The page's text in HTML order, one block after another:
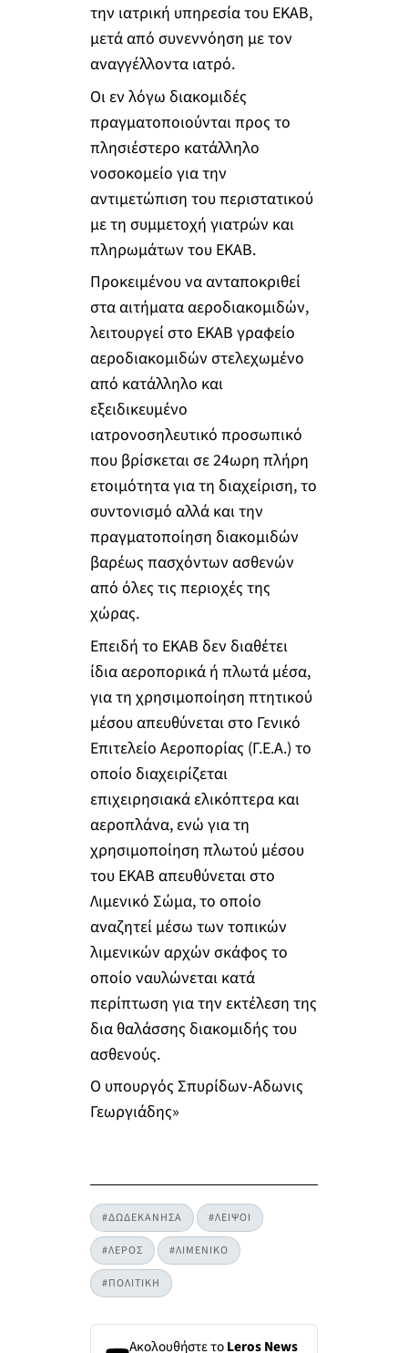
την ιατρική υπηρεσία του ΕΚΑΒ,
μετά από συνεννόηση με τον
αναγγέλλοντα ιατρό.
Οι εν λόγω διακομιδές
πραγματοποιούνται προς το
πλησιέστερο κατάλληλο
νοσοκομείο για την
αντιμετώπιση του περιστατικού
με τη συμμετοχή γιατρών και
πληρωμάτων του ΕΚΑΒ.
Προκειμένου να ανταποκριθεί
στα αιτήματα αεροδιακομιδών,
λειτουργεί στο ΕΚΑΒ γραφείο
αεροδιακομιδών στελεχωμένο
από κατάλληλο και
εξειδικευμένο
ιατρονοσηλευτικό προσωπικό
που βρίσκεται σε 24ωρη πλήρη
ετοιμότητα για τη διαχείριση, το
συντονισμό αλλά και την
πραγματοποίηση διακομιδών
βαρέως πασχόντων ασθενών
από όλες τις περιοχές της
χώρας.
Επειδή το ΕΚΑΒ δεν διαθέτει
ίδια αεροπορικά ή πλωτά μέσα,
για τη χρησιμοποίηση πτητικού
μέσου απευθύνεται στο Γενικό
Επιτελείο Αεροπορίας (Γ.Ε.Α.) το
οποίο διαχειρίζεται
επιχειρησιακά ελικόπτερα και
αεροπλάνα, ενώ για τη
χρησιμοποίηση πλωτού μέσου
του ΕΚΑΒ απευθύνεται στο
Λιμενικό Σώμα, το οποίο
αναζητεί μέσω των τοπικών
λιμενικών αρχών σκάφος το
οποίο ναυλώνεται κατά
περίπτωση για την εκτέλεση της
δια θαλάσσης διακομιδής του
ασθενούς.
Ο υπουργός Σπυρίδων-Αδωνις
Γεωργιάδης»
#ΔΩΔΕΚΑΝΗΣΑ #ΛΕΙΨΟΙ
#ΛΕΡΟΣ #ΛΙΜΕΝΙΚΟ
#ΠΟΛΙΤΙΚΗ
Ακολουθήστε τοLeros News